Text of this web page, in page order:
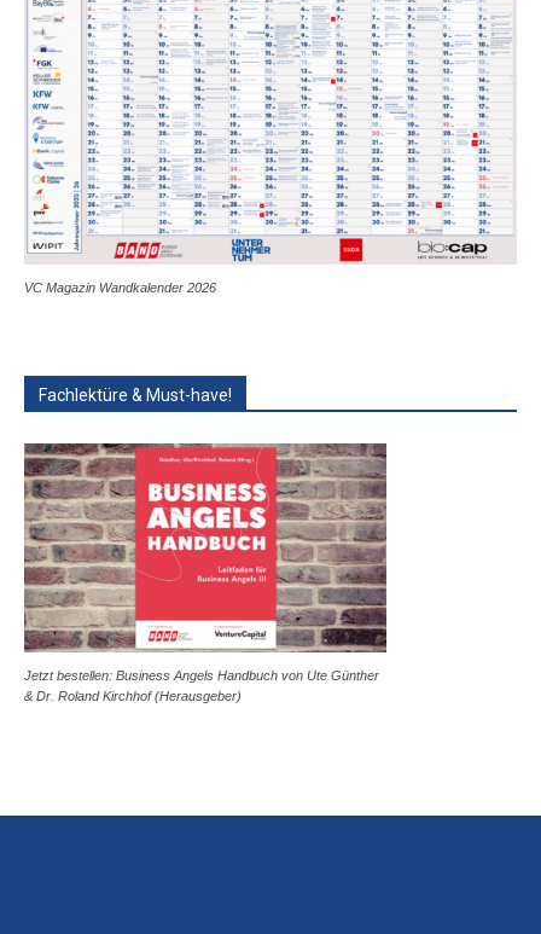
VC Magazin Wandkalender 2026
Fachlektüre & Must-have!
Jetzt bestellen: Business Angels Handbuch von Ute Günther
& Dr. Roland Kirchhof (Herausgeber)